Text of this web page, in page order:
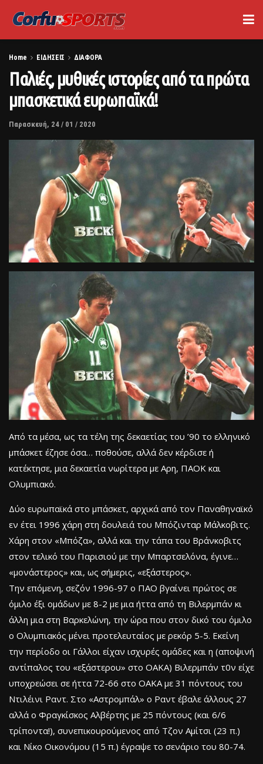
Home ΕΙΔΗΣΕΙΣ ΔΙΑΦΟΡΑ
Παλιές, μυθικές ιστορίες από τα πρώτα
μπασκετικά ευρωπαϊκά!
Παρασκευή, 24 / 01 / 2020
Από τα μέσα, ως τα τέλη της δεκαετίας του ’90 το ελληνικό
μπάσκετ έζησε όσα… ποθούσε, αλλά δεν κέρδισε ή
κατέκτησε, μια δεκαετία νωρίτερα με Αρη, ΠΑΟΚ και
Ολυμπιακό.
Δύο ευρωπαϊκά στο μπάσκετ, αρχικά από τον Παναθηναϊκό
εν έτει 1996 χάρη στη δουλειά του Μπόζινταρ Μάλκοβιτς.
Χάρη στον «Μπόζα», αλλά και την τάπα του Βράνκοβιτς
στον τελικό του Παρισιού με την Μπαρτσελόνα, έγινε…
«μονάστερος» και, ως σήμερις, «εξάστερος».
Την επόμενη, σεζόν 1996-97 ο ΠΑΟ βγαίνει πρώτος σε
όμιλο έξι ομάδων με 8-2 με μια ήττα από τη Βιλερμπάν κι
άλλη μια στη Βαρκελώνη, την ώρα που στον δικό του όμιλο
ο Ολυμπιακός μένει προτελευταίος με ρεκόρ 5-5. Εκείνη
την περίοδο οι Γάλλοι είχαν ισχυρές ομάδες και η (αποψινή
αντίπαλος του «εξάστερου» στο ΟΑΚΑ) Βιλερμπάν τ0ν είχε
υποχρεώσει σε ήττα 72-66 στο ΟΑΚΑ με 31 πόντους του
Ντιλέινι Ραντ. Στο «Αστρομπάλ» ο Ραντ έβαλε άλλους 27
αλλά ο Φραγκίσκος Αλβέρτης με 25 πόντους (και 6/6
τρίποντα!), συνεπικουρούμενος από Τζον Αμίτσι (23 π.)
και Νίκο Οικονόμου (15 π.) έγραψε το σενάριο του 80-74.